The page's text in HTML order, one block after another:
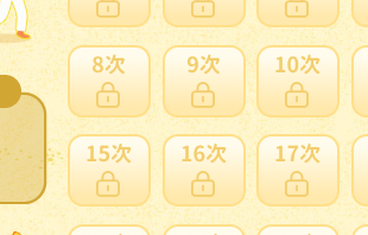
／松谷峰生
賣家： bookfan
【中古】(未使用品
賣家：cocohouse